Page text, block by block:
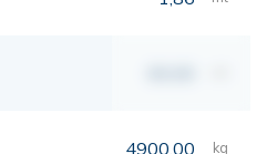
4900,00 kg